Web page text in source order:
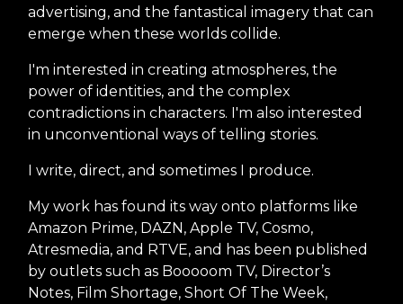
advertising, and the fantastical imagery that can
emerge when these worlds collide.
I'm interested in creating atmospheres, the
power of identities, and the complex
contradictions in characters. I'm also interested
in unconventional ways of telling stories.
I write, direct, and sometimes I produce.
My work has found its way onto platforms like
Amazon Prime, DAZN, Apple TV, Cosmo,
Atresmedia, and RTVE, and has been published
by outlets such as Booooom TV, Director’s
Notes, Film Shortage, Short Of The Week,